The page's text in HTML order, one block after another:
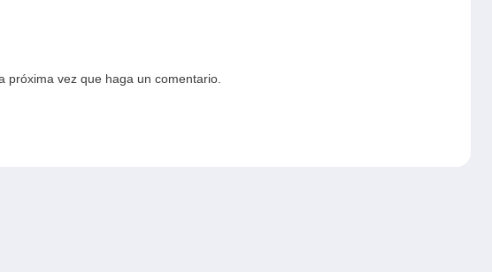
vez que haga un comentario.